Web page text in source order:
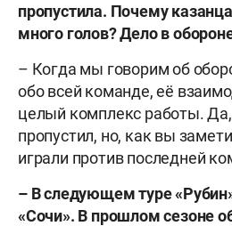
пропустила. Почему
много голов? Дело в
– Когда мы говорим об
обо всей команде, её
целый комплекс работы. Да,
пропустил, но, как вы
играли против последней
– В следующем туре
«Сочи». В прошлом сезоне